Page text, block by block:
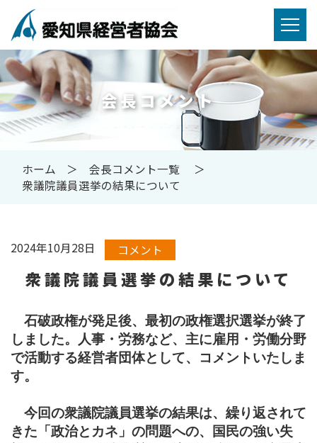
会長コメント
ホーム
会長コメント一覧
衆議院議員選挙の結果について
2024年10月28日 コメント
衆議院議員選挙の結果について
石破政権が発足後、最初の政権選択選挙が終了
しました。人事・労務など、主に雇用・労働分野
で活動する経営者団体として、コメントいたしま
す。
今回の衆議院議員選挙の結果は、繰り返されて
きた「政治とカネ」の問題への、国民の強い失